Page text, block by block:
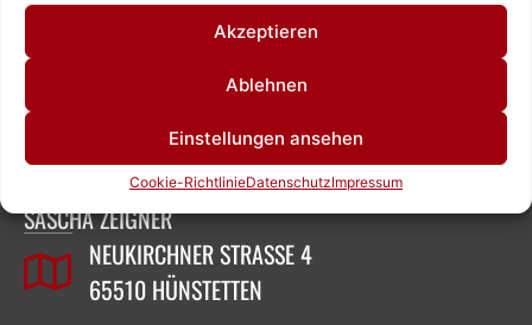
Akzeptieren
Ablehnen
Einstellungen ansehen
Cookie-RichtlinieDatenschutzImpressum
ZEIGNER ABBRUCHTECHNIK
SASCHA ZEIGNER
NEUKIRCHNER STRASSE 4
65510 HÜNSTETTEN